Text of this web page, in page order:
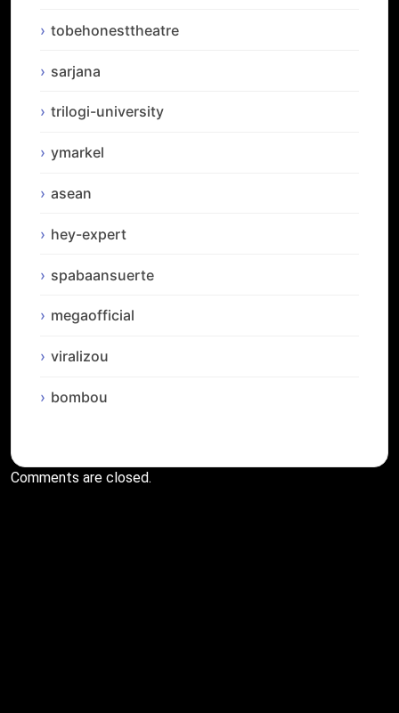
tobehonesttheatre
sarjana
trilogi-university
ymarkel
asean
hey-expert
spabaansuerte
megaofficial
viralizou
bombou
Comments are closed.